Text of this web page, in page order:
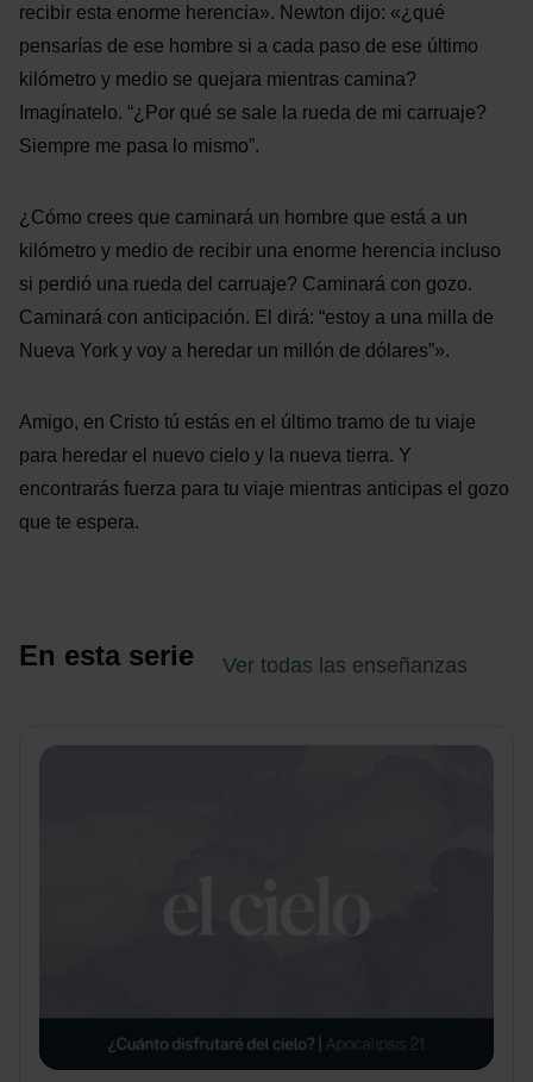
recibir esta enorme herencia». Newton dijo: «¿qué
pensarías de ese hombre si a cada paso de ese último
kilómetro y medio se quejara mientras camina?
Imagínatelo. “¿Por qué se sale la rueda de mi carruaje?
Siempre me pasa lo mismo”.
¿Cómo crees que caminará un hombre que está a un
kilómetro y medio de recibir una enorme herencia incluso
si perdió una rueda del carruaje? Caminará con gozo.
Caminará con anticipación. El dirá: “estoy a una milla de
Nueva York y voy a heredar un millón de dólares”».
Amigo, en Cristo tú estás en el último tramo de tu viaje
para heredar el nuevo cielo y la nueva tierra. Y
encontrarás fuerza para tu viaje mientras anticipas el gozo
que te espera.
En esta serie Ver todas las enseñanzas